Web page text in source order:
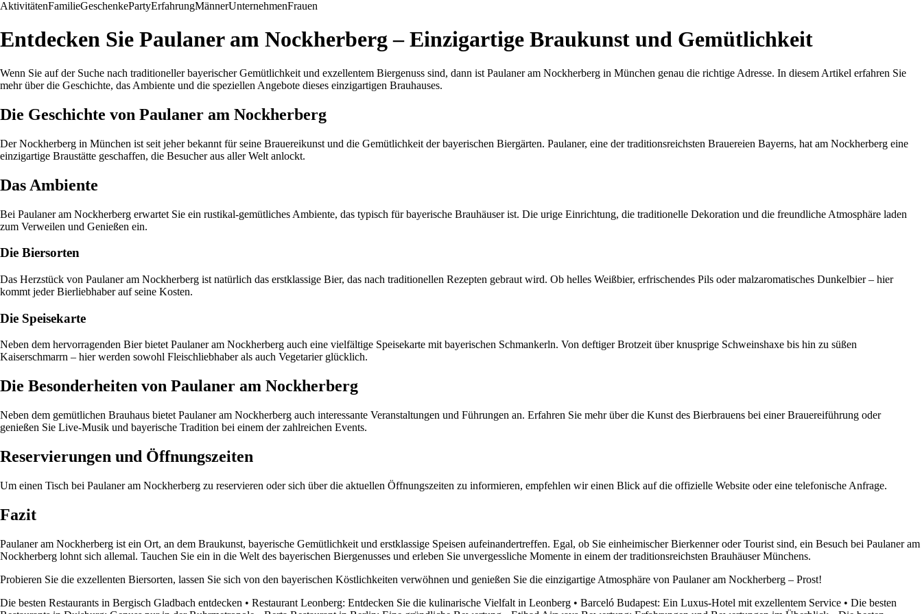
AktivitätenFamilieGeschenkePartyErfahrungMännerUnternehmenFrauen
Entdecken Sie Paulaner am Nockherberg – Einzigartige Braukunst und Gemütlichkeit
Wenn Sie auf der Suche nach traditioneller bayerischer Gemütlichkeit und exzellentem Biergenuss sind, dann ist Paulaner am Nockherberg in München genau die richtige Adresse. In diesem Artikel erfahren Sie
mehr über die Geschichte, das Ambiente und die speziellen Angebote dieses einzigartigen Brauhauses.
Die Geschichte von Paulaner am Nockherberg
Der Nockherberg in München ist seit jeher bekannt für seine Brauereikunst und die Gemütlichkeit der bayerischen Biergärten. Paulaner, eine der traditionsreichsten Brauereien Bayerns, hat am Nockherberg eine
einzigartige Braustätte geschaffen, die Besucher aus aller Welt anlockt.
Das Ambiente
Bei Paulaner am Nockherberg erwartet Sie ein rustikal-gemütliches Ambiente, das typisch für bayerische Brauhäuser ist. Die urige Einrichtung, die traditionelle Dekoration und die freundliche Atmosphäre laden
zum Verweilen und Genießen ein.
Die Biersorten
Das Herzstück von Paulaner am Nockherberg ist natürlich das erstklassige Bier, das nach traditionellen Rezepten gebraut wird. Ob helles Weißbier, erfrischendes Pils oder malzaromatisches Dunkelbier – hier
kommt jeder Bierliebhaber auf seine Kosten.
Die Speisekarte
Neben dem hervorragenden Bier bietet Paulaner am Nockherberg auch eine vielfältige Speisekarte mit bayerischen Schmankerln. Von deftiger Brotzeit über knusprige Schweinshaxe bis hin zu süßen
Kaiserschmarrn – hier werden sowohl Fleischliebhaber als auch Vegetarier glücklich.
Die Besonderheiten von Paulaner am Nockherberg
Neben dem gemütlichen Brauhaus bietet Paulaner am Nockherberg auch interessante Veranstaltungen und Führungen an. Erfahren Sie mehr über die Kunst des Bierbrauens bei einer Brauereiführung oder
genießen Sie Live-Musik und bayerische Tradition bei einem der zahlreichen Events.
Reservierungen und Öffnungszeiten
Um einen Tisch bei Paulaner am Nockherberg zu reservieren oder sich über die aktuellen Öffnungszeiten zu informieren, empfehlen wir einen Blick auf die offizielle Website oder eine telefonische Anfrage.
Fazit
Paulaner am Nockherberg ist ein Ort, an dem Braukunst, bayerische Gemütlichkeit und erstklassige Speisen aufeinandertreffen. Egal, ob Sie einheimischer Bierkenner oder Tourist sind, ein Besuch bei Paulaner am
Nockherberg lohnt sich allemal. Tauchen Sie ein in die Welt des bayerischen Biergenusses und erleben Sie unvergessliche Momente in einem der traditionsreichsten Brauhäuser Münchens.
Probieren Sie die exzellenten Biersorten, lassen Sie sich von den bayerischen Köstlichkeiten verwöhnen und genießen Sie die einzigartige Atmosphäre von Paulaner am Nockherberg – Prost!
Die besten Restaurants in Bergisch Gladbach entdecken • Restaurant Leonberg: Entdecken Sie die kulinarische Vielfalt in Leonberg • Barceló Budapest: Ein Luxus-Hotel mit exzellentem Service • Die besten